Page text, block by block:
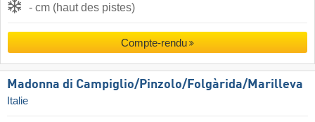
- cm (haut des pistes)
Compte-rendu
Madonna di Campiglio/​Pinzolo/​Folgàrida/​Marilleva
Italie